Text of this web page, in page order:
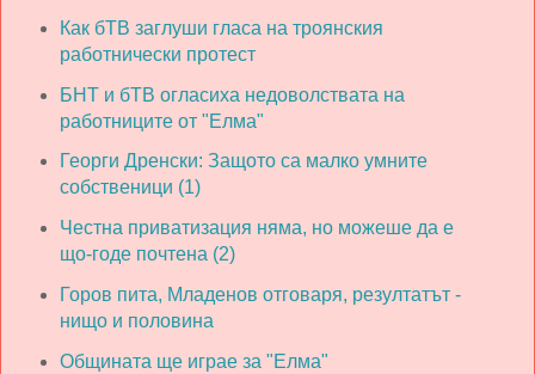
Как бТВ заглуши гласа на троянския
работнически протест
БНТ и бТВ огласиха недоволствата на
работниците от "Елма"
Георги Дренски: Защото са малко умните
собственици (1)
Честна приватизация няма, но можеше да е
що-годе почтена (2)
Горов пита, Младенов отговаря, резултатът -
нищо и половина
Общината ще играе за "Елма"